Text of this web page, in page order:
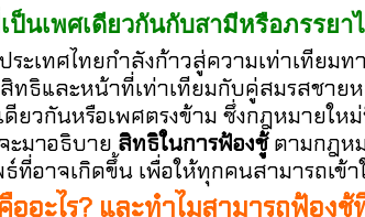
ป็นเพศเดียวกันกับสามีหรือภรรย
ะเทศไทยกำลังก้าวสู่ความเท่าเทียมทา
ทธิและหน้าที่เท่าเทียมกับคู่สมรสชา
ดียวกันหรือเพศตรงข้าม ซึ่งกฎหมายใ
ะมาอธิบาย สิทธิในการฟ้องชู้ตามกฎหม
อาจเกิดขึ้น เพื่อให้ทุกคนสามารถเข้า
ออะไร? และทำไมสามารถฟ้องชู้